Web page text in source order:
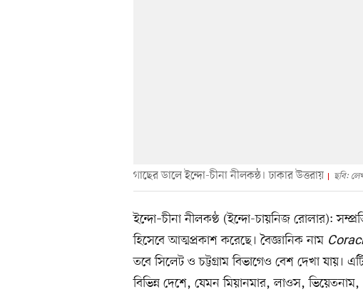
গাছের ডালে ইন্দো-চীনা নীলকন্ঠ। ঢাকার উত্তরায় ছবি:
ইন্দো–চীনা নীলকণ্ঠ (ইন্দো-চায়নিজ রোলার):
হিসেবে আত্মপ্রকাশ করেছে। বৈজ্ঞানিক নাম
তবে সিলেট ও চট্টগ্রাম বিভাগেও বেশ দেখা যায়।
বিভিন্ন দেশে, যেমন মিয়ানমার, লাওস, ভিয়েতনাম,